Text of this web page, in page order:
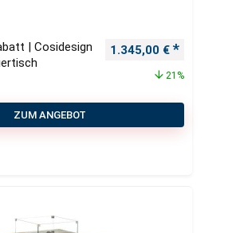
| Cosidesign
Ursprünglicher
1.345,00 €
21%
ZUM ANGEBOT